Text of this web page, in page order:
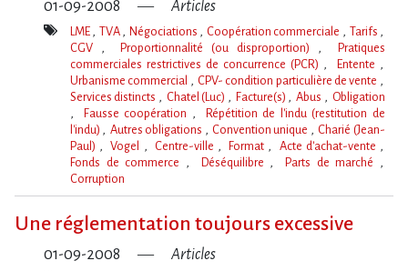
01-09-2008 Articles
Mot(s)-
LME TVA Négociations Coopération commerciale
Tarifs
CGV
Proportionnalité (ou disproportion)
Pratiques
commerciales restrictives de concurrence (PCR)
Entente
Urbanisme commercial
CPV- condition particulière de vente
Services distincts
Chatel (Luc) Facture(s) Abus
Obligation
Fausse coopération
Répétition de l'indu (restitution de
l'indu)
Autres obligations Convention unique
Charié (Jean-
Paul)
Vogel Centre-ville Format
Acte d'achat-vente
Fonds de commerce
Déséquilibre
Parts de marché
Corruption
Une réglementation toujours excessive
01-09-2008 Articles